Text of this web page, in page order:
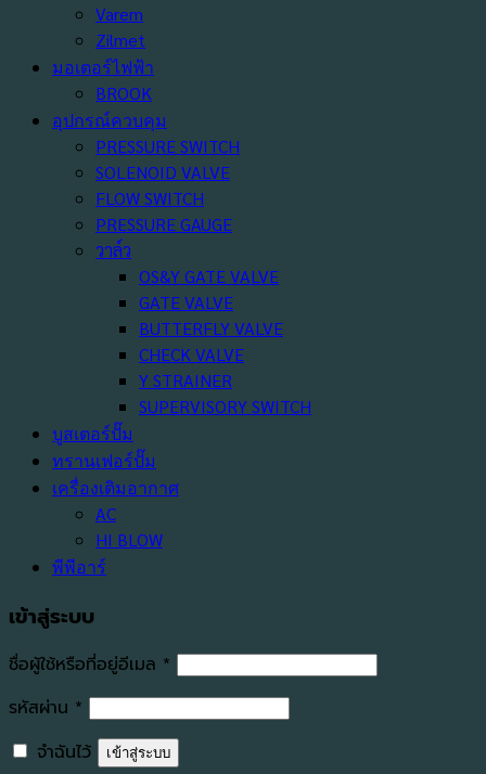
Varem
Zilmet
มอเตอร์ไฟฟ้า
BROOK
อุปกรณ์ควบคุม
PRESSURE SWITCH
SOLENOID VALVE
FLOW SWITCH
PRESSURE GAUGE
วาล์ว
OS&Y GATE VALVE
GATE VALVE
BUTTERFLY VALVE
CHECK VALVE
Y STRAINER
SUPERVISORY SWITCH
บูสเตอร์ปั๊ม
ทรานเฟอร์ปั๊ม
เครื่องเติมอากาศ
AC
HI BLOW
พีพีอาร์
เข้าสู่ระบบ
ชื่อผู้ใช้หรือที่อยู่อีเมล * ต้องการ
รหัสผ่าน * ต้องการ
จำฉันไว้
เข้าสู่ระบบ